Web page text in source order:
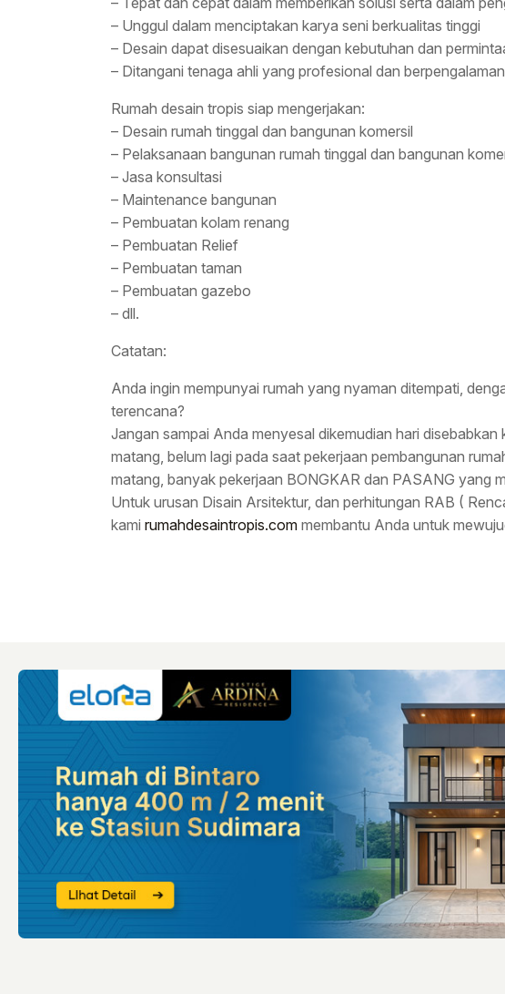
– Unggul dalam menciptakan karya seni berkualitas tinggi
– Desain dapat disesuaikan dengan kebutuhan dan
– Ditangani tenaga ahli yang profesional dan
Rumah desain tropis siap mengerjakan:
– Desain rumah tinggal dan bangunan komersil
– Pelaksanaan bangunan rumah tinggal dan bangunan
– Jasa konsultasi
– Maintenance bangunan
– Pembuatan kolam renang
– Pembuatan Relief
– Pembuatan taman
– Pembuatan gazebo
– dll.
Catatan:
Anda ingin mempunyai rumah yang nyaman ditempati,
terencana?
Jangan sampai Anda menyesal dikemudian hari
matang, belum lagi pada saat pekerjaan pembangunan
matang, banyak pekerjaan BONGKAR dan PASANG yang
Untuk urusan Disain Arsitektur, dan perhitungan RAB (
kami rumahdesaintropis.com membantu Anda untuk